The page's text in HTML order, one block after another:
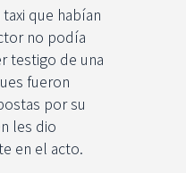
que habían
no podía
testigo de una
fueron
por su
les dio
en el acto.